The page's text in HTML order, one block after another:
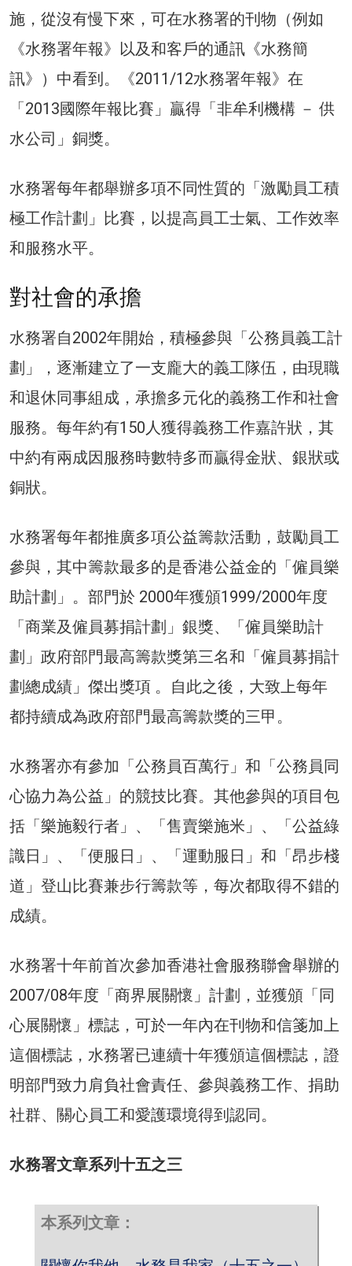
施，從沒有慢下來，可在水務署的刊物（例如
《水務署年報》以及和客戶的通訊《水務簡
訊》）中看到。《2011/12水務署年報》在
「2013國際年報比賽」贏得「非牟利機構 － 供
水公司」銅獎。
水務署每年都舉辦多項不同性質的「激勵員工積
極工作計劃」比賽，以提高員工士氣、工作效率
和服務水平。
對社會的承擔
水務署自2002年開始，積極參與「公務員義工計
劃」，逐漸建立了一支龐大的義工隊伍，由現職
和退休同事組成，承擔多元化的義務工作和社會
服務。每年約有150人獲得義務工作嘉許狀，其
中約有兩成因服務時數特多而贏得金狀、銀狀或
銅狀。
水務署每年都推廣多項公益籌款活動，鼓勵員工
參與，其中籌款最多的是香港公益金的「僱員樂
助計劃」。部門於 2000年獲頒1999/2000年度
「商業及僱員募捐計劃」銀獎、「僱員樂助計
劃」政府部門最高籌款獎第三名和「僱員募捐計
劃總成績」傑出獎項 。自此之後，大致上每年
都持續成為政府部門最高籌款獎的三甲。
水務署亦有參加「公務員百萬行」和「公務員同
心協力為公益」的競技比賽。其他參與的項目包
括「樂施毅行者」、「售賣樂施米」、「公益綠
識日」、「便服日」、「運動服日」和「昂步棧
道」登山比賽兼步行籌款等，每次都取得不錯的
成績。
水務署十年前首次參加香港社會服務聯會舉辦的
2007/08年度「商界展關懷」計劃，並獲頒「同
心展關懷」標誌，可於一年內在刊物和信箋加上
這個標誌，水務署已連續十年獲頒這個標誌，證
明部門致力肩負社會責任、參與義務工作、捐助
社群、關心員工和愛護環境得到認同。
水務署文章系列十五之三
本系列文章：